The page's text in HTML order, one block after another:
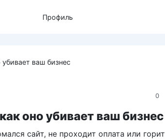
Профиль
ваш бизнес
0
оно убивает ваш бизнес
сайт, не проходит оплата или горит